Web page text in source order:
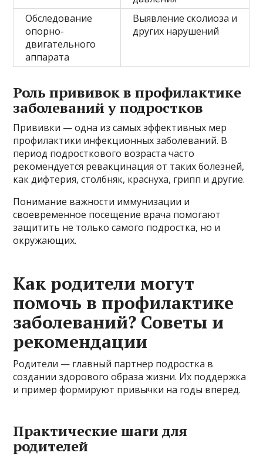
Обследование
опорно-
двигательного
аппарата
Выявление сколиоза и
других нарушений
Роль прививок в профилактике
заболеваний у подростков
Прививки — одна из самых эффективных мер
профилактики инфекционных заболеваний. В
период подросткового возраста часто
рекомендуется ревакцинация от таких болезней,
как дифтерия, столбняк, краснуха, грипп и другие.
Понимание важности иммунизации и
своевременное посещение врача помогают
защитить не только самого подростка, но и
окружающих.
Как родители могут
помочь в профилактике
заболеваний? Советы и
рекомендации
Родители — главный партнер подростка в
создании здорового образа жизни. Их поддержка
и пример формируют привычки на годы вперед.
Практические шаги для
родителей